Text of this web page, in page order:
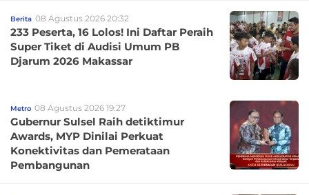
Berita 08 Agustus 2026 20:32
233 Peserta, 16 Lolos! Ini Daftar Peraih
Super Tiket di Audisi Umum PB
Djarum 2026 Makassar
Metro 08 Agustus 2026 19:27
Gubernur Sulsel Raih detiktimur
Awards, MYP Dinilai Perkuat
Konektivitas dan Pemerataan
Pembangunan